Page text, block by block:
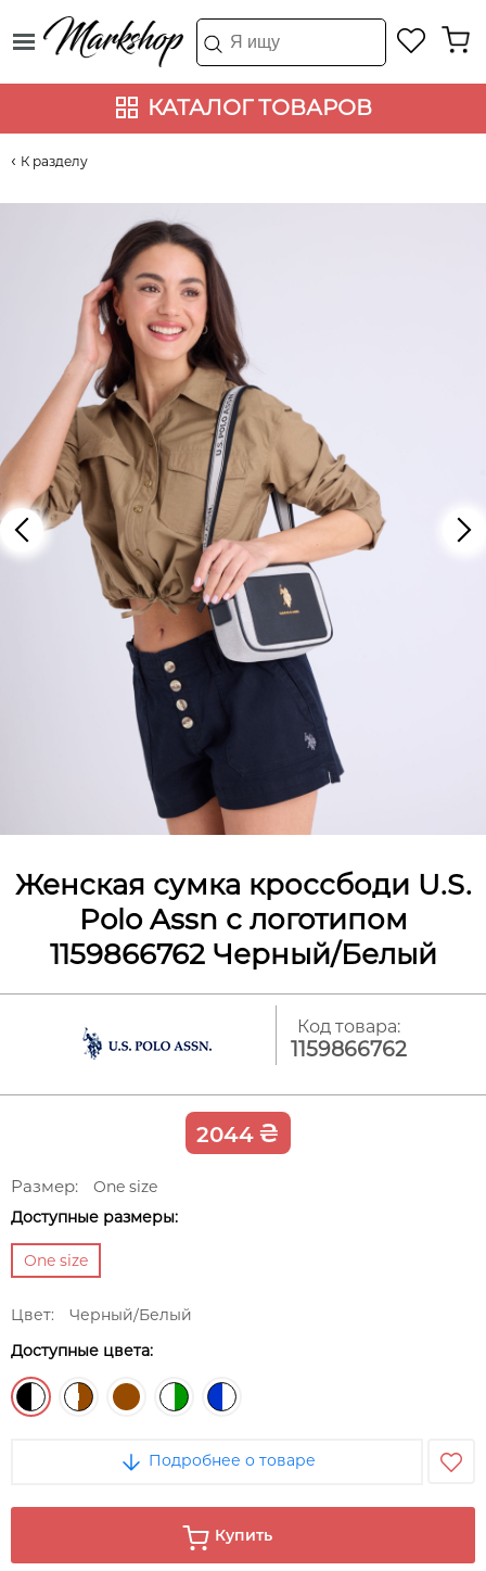
КАТАЛОГ ТОВАРОВ
К разделу
Женская сумка кроссбоди U.S.
Polo Assn с логотипом
1159866762 Черный/Белый
Код товара:
1159866762
2044 ₴
Размер:
One size
Доступные размеры:
One size
Цвет:
Черный/Белый
Доступные цвета:
Подробнее о товаре
Купить